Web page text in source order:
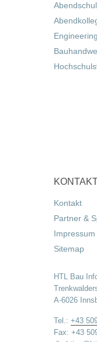
Engineering
Kontakt
Partner &
Impressum
Sitemap
HTL Bau
A-6026
Tel.: +43
Fax: +43